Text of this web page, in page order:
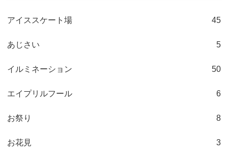
アイススケート場 45
あじさい 5
イルミネーション 50
エイプリルフール 6
お祭り 8
お花見 3